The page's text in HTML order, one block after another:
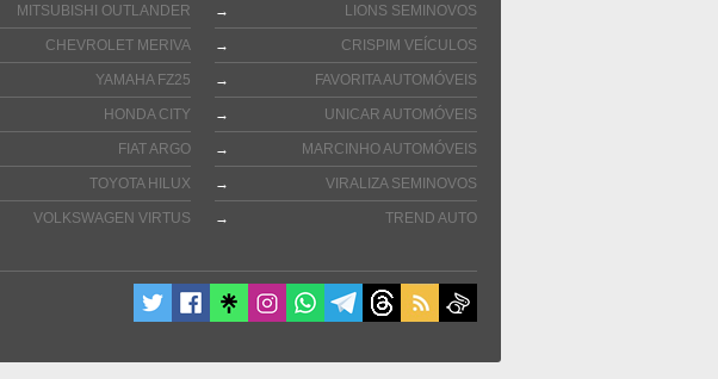
MITSUBISHI OUTLANDER
CHEVROLET MERIVA
YAMAHA FZ25
HONDA CITY
FIAT ARGO
TOYOTA HILUX
VOLKSWAGEN VIRTUS
→ LIONS SEMINOVOS
→ CRISPIM VEÍCULOS
→ FAVORITA AUTOMÓVEIS
→ UNICAR AUTOMÓVEIS
→ MARCINHO AUTOMÓVEIS
→ VIRALIZA SEMINOVOS
→ TREND AUTO